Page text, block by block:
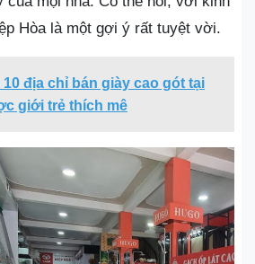
Hòa là một gợi ý rất tuyệt vời.
10 địa chỉ bán giày cao gót tại
giới trẻ thích mê